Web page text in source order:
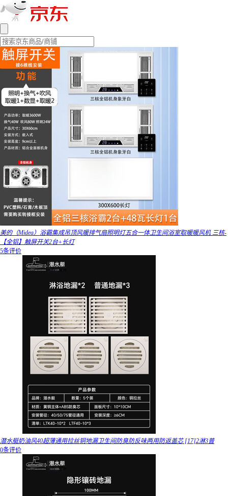
美的（Midea）浴霸集成吊顶风暖排气扇照明灯五合一体卫生间浴室取暖暖风机 三核-
【全铝】触屏开关2台+长灯
5条评价
潜水艇奶油风40超薄通用拉丝铜地漏卫生间防臭防反味两用防返盖芯 [17]2淋3普
0条评价